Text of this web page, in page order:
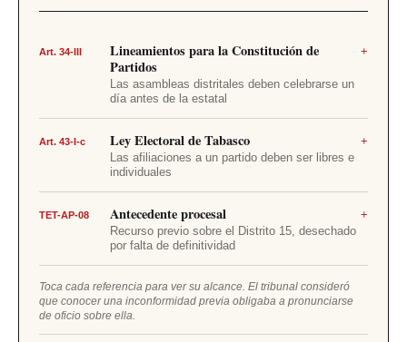
Art. 34-III
Lineamientos para la Constitución de
Partidos
Las asambleas distritales deben celebrarse un
día antes de la estatal
+
Exige que todas las asambleas distritales se
realicen, cuando menos, un día antes de la
Asamblea Estatal Constitutiva. La del Distrito
Art. 43-I-c Ley Electoral de Tabasco
Las afiliaciones a un partido deben ser libres e
individuales
+
Obliga a la autoridad electoral a garantizar
que las afiliaciones sean libres, individuales
y voluntarias. El IEPCT alegó que no estaba
sindicales; el TET concluyó que sí lo estaba.
TET-AP-08 Antecedente procesal
Recurso previo sobre el Distrito 15, desechado
por falta de definitividad
+
Aunque el recurso fue desechado en su
momento, el IEPCT ya tenía conocimiento
de la inconformidad sobre la asamblea de
Huimanguillo. Para el TET, eso obligaba a
Toca cada referencia para ver su alcance. El tribunal consideró
que conocer una inconformidad previa obligaba a pronunciarse
de oficio sobre ella.